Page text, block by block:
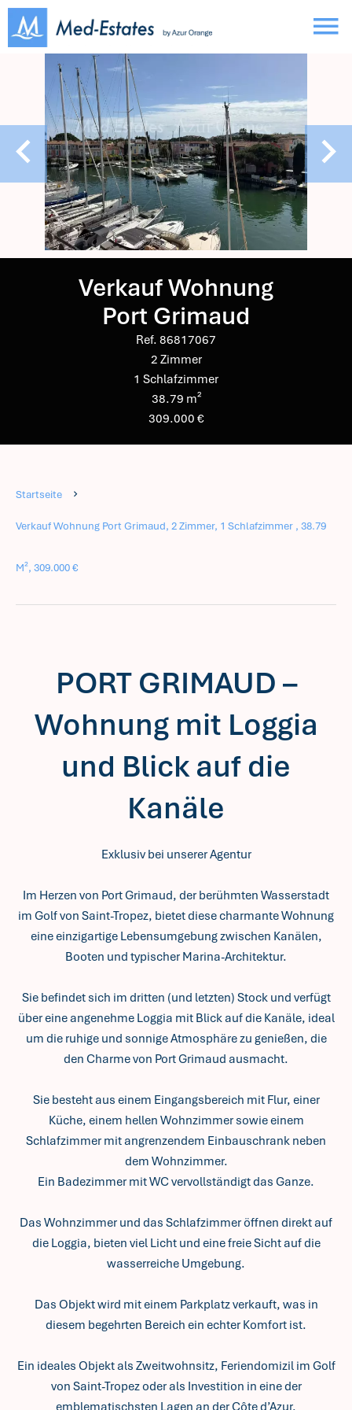
Verkauf Wohnung
Port Grimaud
Ref. 86817067
2 Zimmer
1 Schlafzimmer
38.79 m²
309.000 €
Startseite
Verkauf Wohnung Port Grimaud, 2 Zimmer, 1 Schlafzimmer , 38.79
M², 309.000 €
PORT GRIMAUD –
Wohnung mit Loggia
und Blick auf die
Kanäle
Exklusiv bei unserer Agentur
Im Herzen von Port Grimaud, der berühmten Wasserstadt
im Golf von Saint-Tropez, bietet diese charmante Wohnung
eine einzigartige Lebensumgebung zwischen Kanälen,
Booten und typischer Marina-Architektur.
Sie befindet sich im dritten (und letzten) Stock und verfügt
über eine angenehme Loggia mit Blick auf die Kanäle, ideal
um die ruhige und sonnige Atmosphäre zu genießen, die
den Charme von Port Grimaud ausmacht.
Sie besteht aus einem Eingangsbereich mit Flur, einer
Küche, einem hellen Wohnzimmer sowie einem
Schlafzimmer mit angrenzendem Einbauschrank neben
dem Wohnzimmer.
Ein Badezimmer mit WC vervollständigt das Ganze.
Das Wohnzimmer und das Schlafzimmer öffnen direkt auf
die Loggia, bieten viel Licht und eine freie Sicht auf die
wasserreiche Umgebung.
Das Objekt wird mit einem Parkplatz verkauft, was in
diesem begehrten Bereich ein echter Komfort ist.
Ein ideales Objekt als Zweitwohnsitz, Feriendomizil im Golf
von Saint-Tropez oder als Investition in eine der
emblematischsten Lagen an der Côte d’Azur.